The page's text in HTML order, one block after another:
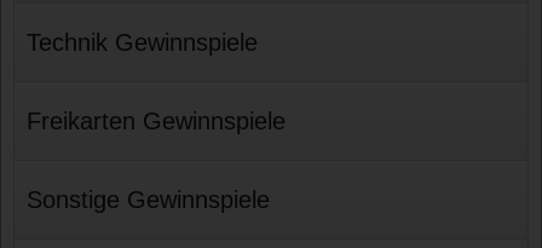
Technik Gewinnspiele
Freikarten Gewinnspiele
Sonstige Gewinnspiele